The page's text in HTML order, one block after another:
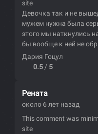
site
Девочка так и не
мужем нужна была
этого мы наткнулись
бы вообще к ней не
Дария Гоцул
0.5 / 5
Рената
около 6 лет назад
This comment was
site